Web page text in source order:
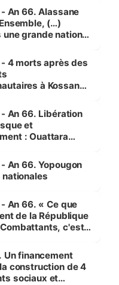
- An 66. Alassane
(…)
grande nation
»
- 4 morts après des
à Kossandji
- An 66. Libération
et
: Ouattara
préserver les
»
An 66. Yopougon
- An 66. « Ce que
de la République
c'est
Un financement
construction de 4
sociaux et